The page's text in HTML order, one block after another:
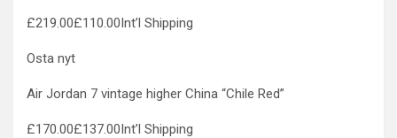
£219.00£110.00Int’l Shipping
Osta nyt
Air Jordan 7 vintage higher China “Chile Red”
£170.00£137.00Int’l Shipping